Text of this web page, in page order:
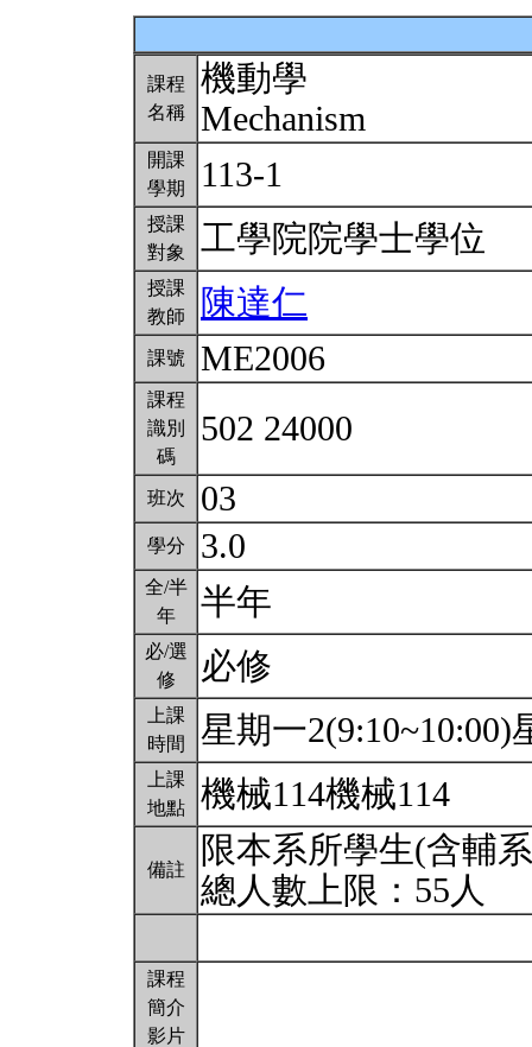
課程
名稱
機動學
Mechanism
開課
學期
113-1
授課
對象
工學院院學士學位
授課
教師
陳達仁
課號 ME2006
課程
識別
碼
502 24000
班次 03
學分 3.0
全/半
年
半年
必/選
修
必修
上課
時間
星期一2(9:10~10:00)
上課
地點
機械114機械114
備註
限本系所學生(含輔
總人數上限：55人
課程
簡介
影片